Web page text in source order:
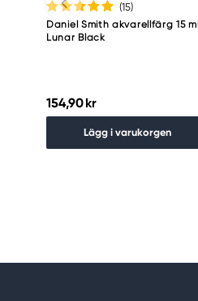
(15)
Daniel Smith akvarellfärg 15 ml
Lunar Black
154,90 kr
Lägg i varukorgen